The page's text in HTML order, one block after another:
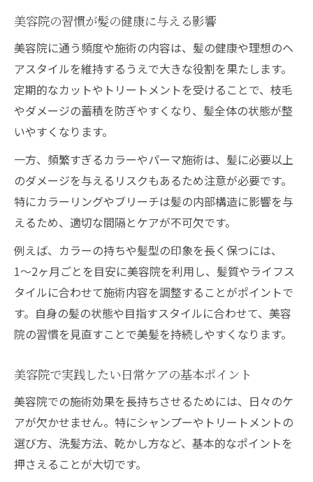
理想のヘアスタイル維持に役立つ美容院の頻度
る効果
髪型や髪質別に最適な美容院通いの目安を
知る
美容院習慣を変えるだけで理想の髪型が持
美容院の頻度を自分のライフスタイルで決
める方法
美容院で相談するおすすめの施術タイミン
ヘアカラー長持ちを目指す美容院のコツ
美容院で叶うカラー長持ちのための秘訣
カラー後の美容院習慣が色落ちを防ぐポイ
ント
カラーを楽しむ美容院の頻度とタイミング
美容院で相談したいカラー持続の工夫
忙しい女性におすすめの美容院との付き合い方
忙しい女性も続けやすい美容院習慣の工夫
美容院の時短テクニックで賢くヘアケア
美容院の習慣が髪の健康に与える影響
美容院に通う頻度や施術の内容は、髪の健康や理想のヘ
アスタイルを維持するうえで大きな役割を果たします。
定期的なカットやトリートメントを受けることで、枝毛
やダメージの蓄積を防ぎやすくなり、髪全体の状態が整
いやすくなります。
一方、頻繁すぎるカラーやパーマ施術は、髪に必要以上
のダメージを与えるリスクもあるため注意が必要です。
特にカラーリングやブリーチは髪の内部構造に影響を与
えるため、適切な間隔とケアが不可欠です。
例えば、カラーの持ちや髪型の印象を長く保つには、
1〜2ヶ月ごとを目安に美容院を利用し、髪質やライフス
タイルに合わせて施術内容を調整することがポイントで
す。自身の髪の状態や目指すスタイルに合わせて、美容
院の習慣を見直すことで美髪を持続しやすくなります。
美容院で実践したい日常ケアの基本ポイント
美容院での施術効果を長持ちさせるためには、日々のケ
アが欠かせません。特にシャンプーやトリートメントの
選び方、洗髪方法、乾かし方など、基本的なポイントを
押さえることが大切です。